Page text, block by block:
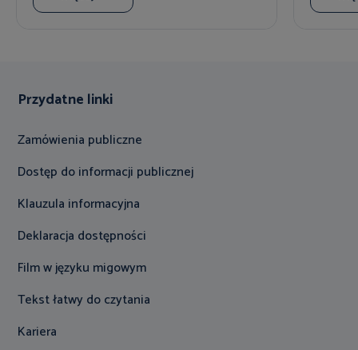
Przydatne linki
Zamówienia publiczne
Dostęp do informacji publicznej
Klauzula informacyjna
Deklaracja dostępności
Film w języku migowym
Tekst łatwy do czytania
Kariera